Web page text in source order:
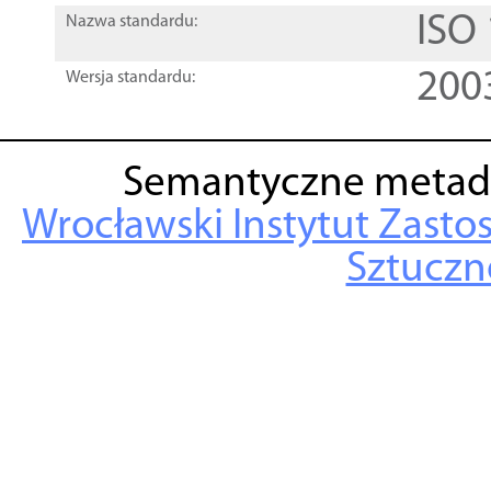
Nazwa standardu:
Wersja standardu:
Semantyczne
Wrocławski Instytut